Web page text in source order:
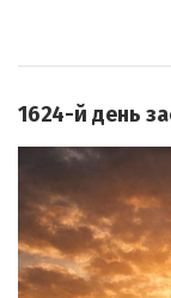
1624-й день